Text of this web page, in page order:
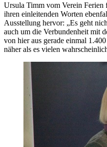
Ursula Timm vom Verein
ihren einleitenden Worten
Ausstellung hervor: „Es geht
auch um die Verbundenheit mit
von hier aus gerade einmal
näher als es vielen